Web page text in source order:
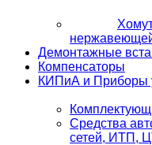
Демонтажные
Компенсаторы
КИПиА и Приборы
Средства
сетей, ИТП,